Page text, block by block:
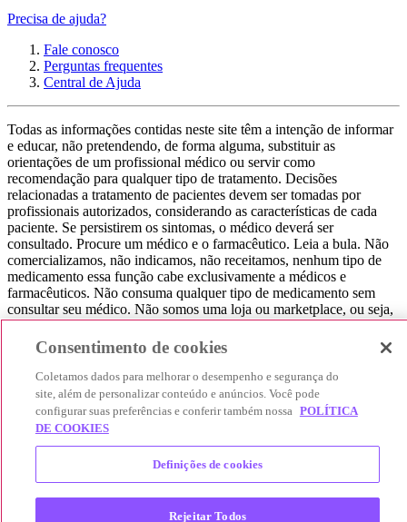
Precisa de ajuda?
Fale conosco
Perguntas frequentes
Central de Ajuda
Todas as informações contidas neste site têm a intenção de informar
e educar, não pretendendo, de forma alguma, substituir as
orientações de um profissional médico ou servir como
recomendação para qualquer tipo de tratamento. Decisões
relacionadas a tratamento de pacientes devem ser tomadas por
profissionais autorizados, considerando as características de cada
paciente. Se persistirem os sintomas, o médico deverá ser
consultado. Procure um médico e o farmacêutico. Leia a bula. Não
comercializamos, não indicamos, não receitamos, nenhum tipo de
medicamento essa função cabe exclusivamente a médicos e
farmacêuticos. Não consuma qualquer tipo de medicamento sem
consultar seu médico. Não somos uma loja ou marketplace, ou seja,
não realizamos a venda de medicamentos, apenas contribuímos para
que você encontre o preço mais barato, comparando os preços de
produtos farmacêuticos. Contribuímos e damos auxílio para que sua
experiência seja bem-sucedida, mas a finalização da compra
acontece nos sites das nossas lojas parceiras.
© 2025 Afya Participações S.A. - todos os direitos reservados.
Alameda Lorena, 269 - Jardim Paulista - São Paulo / SP - CEP.:
Consentimento de cookies
Coletamos dados para melhorar o desempenho e segurança do
site, além de personalizar conteúdo e anúncios. Você pode
configurar suas preferências e conferir também nossa POLÍTICA
DE COOKIES
Definições de cookies
Rejeitar Todos